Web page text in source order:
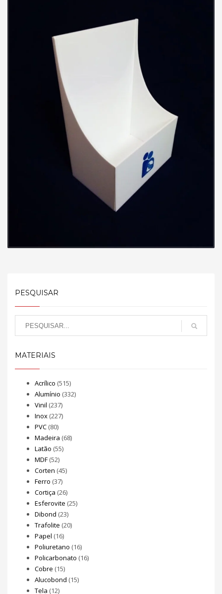
PESQUISAR
MATERIAIS
Acrílico (515)
Alumínio (332)
Vinil (237)
Inox (227)
PVC (80)
Madeira (68)
Latão (55)
MDF (52)
Corten (45)
Ferro (37)
Cortiça (26)
Esferovite (25)
Dibond (23)
Trafolite (20)
Papel (16)
Poliuretano (16)
Policarbonato (16)
Cobre (15)
Alucobond (15)
Tela (12)